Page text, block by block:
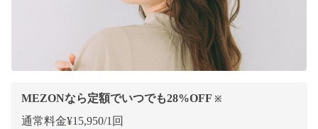
MEZONなら定額でいつでも28%OFF ※
通常料金¥15,950/1回